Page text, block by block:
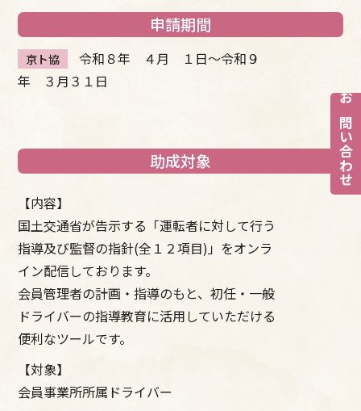
お問い合わせ
申請期間
京ト協
令和８年 ４月 １日～令和９
年 ３月３１日
助成対象
【内容】
国土交通省が告示する「運転者に対して行う
指導及び監督の指針(全１２項目)」をオンラ
イン配信しております。
会員管理者の計画・指導のもと、初任・一般
ドライバーの指導教育に活用していただける
便利なツールです。
【対象】
会員事業所所属ドライバー